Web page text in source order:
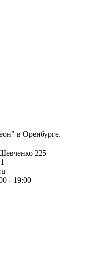
в Оренбурге.
225
- 19:00